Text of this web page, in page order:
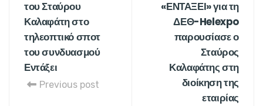
του Σταύρου
Καλαφάτη στο
τηλεοπτικό σποτ
του συνδυασμού
Εντάξει
Previous post
«ΕΝΤΑΞΕΙ» για τη
ΔΕΘ-Helexpo
παρουσίασε ο
Σταύρος
Καλαφάτης στη
διοίκηση της
εταιρίας